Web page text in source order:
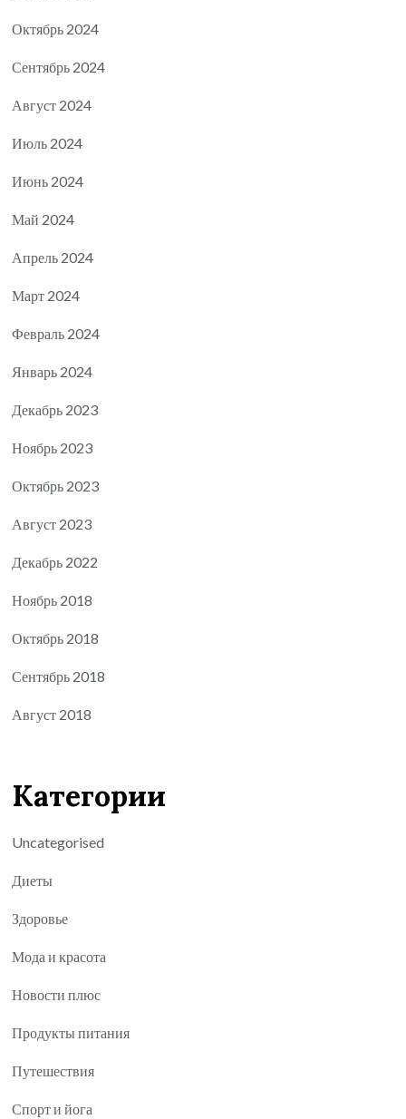
Октябрь 2024
Сентябрь 2024
Август 2024
Июль 2024
Июнь 2024
Май 2024
Апрель 2024
Март 2024
Февраль 2024
Январь 2024
Декабрь 2023
Ноябрь 2023
Октябрь 2023
Август 2023
Декабрь 2022
Ноябрь 2018
Октябрь 2018
Сентябрь 2018
Август 2018
Категории
Uncategorised
Диеты
Здоровье
Мода и красота
Новости плюс
Продукты питания
Путешествия
Спорт и йога